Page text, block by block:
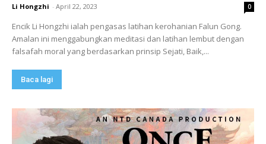
Li Hongzhi - April 22, 2023 0
Encik Li Hongzhi ialah pengasas latihan kerohanian Falun Gong.
Amalan ini menggabungkan meditasi dan latihan lembut dengan
falsafah moral yang berdasarkan prinsip Sejati, Baik,...
Baca lagi